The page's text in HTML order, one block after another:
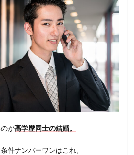
が高学歴同士の結婚。
件ナンバーワンはこれ。